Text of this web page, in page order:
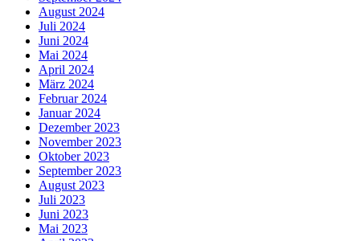
August 2024
Juli 2024
Juni 2024
Mai 2024
April 2024
März 2024
Februar 2024
Januar 2024
Dezember 2023
November 2023
Oktober 2023
September 2023
August 2023
Juli 2023
Juni 2023
Mai 2023